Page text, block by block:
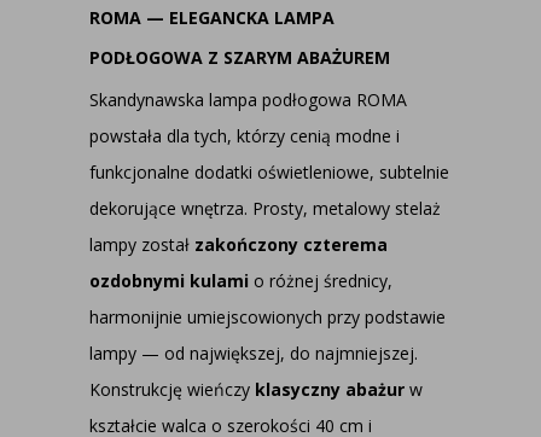
ROMA — ELEGANCKA LAMPA
PODŁOGOWA Z SZARYM ABAŻUREM
Skandynawska lampa podłogowa ROMA
powstała dla tych, którzy cenią modne i
funkcjonalne dodatki oświetleniowe, subtelnie
dekorujące wnętrza. Prosty, metalowy stelaż
lampy został zakończony czterema
ozdobnymi kulami o różnej średnicy,
harmonijnie umiejscowionych przy podstawie
lampy — od największej, do najmniejszej.
Konstrukcję wieńczy klasyczny abażur w
kształcie walca o szerokości 40 cm i